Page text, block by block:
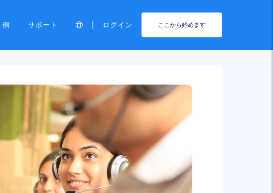
例 サポート ログイン ここから始めます